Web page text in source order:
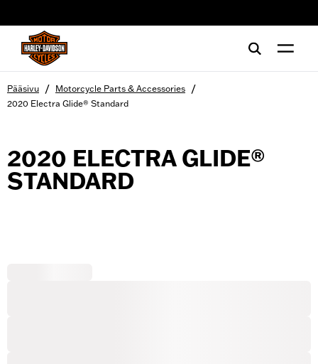
Pääsivu / Motorcycle Parts & Accessories /
2020 Electra Glide® Standard
2020 ELECTRA GLIDE®
STANDARD